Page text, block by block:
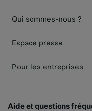
Qui sommes-nous ?
Espace presse
Pour les entreprises
Aide et questions